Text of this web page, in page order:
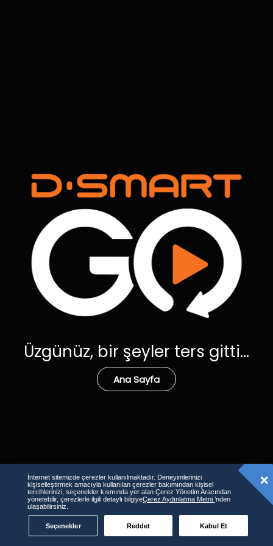
Üzgünüz, bir şeyler ters gitti...
Ana Sayfa
İnternet sitemizde çerezler kullanılmaktadır. Deneyimlerinizi
kişiselleştirmek amacıyla kullanılan çerezler bakımından kişisel
tercihlerinizi, seçenekler kısmında yer alan Çerez Yönetim Aracından
yönetebilir, çerezlerle ilgili detaylı bilgiyeÇerez Aydınlatma Metni’nden
ulaşabilirsiniz.
Seçenekler Reddet Kabul Et